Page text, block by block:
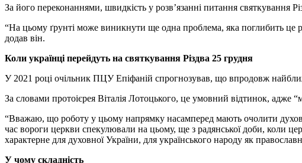
За його переконаннями, швидкість у розв’язанні питання святкування
“На цьому ґрунті може виникнути ще одна проблема, яка поглибить це
додав він.
Коли українці перейдуть на святкування Різдва 25 грудня
У 2021 році очільник ПЦУ Епіфаній спрогнозував, що впродовж
За словами протоієрея Віталія Лотоцького, це умовний відтинок, адже
“Вважаю, що роботу у цьому напрямку насамперед мають очолити
час вороги церкви спекулювали на цьому, ще з радянської доби, коли
характерне для духовної України, для українського народу як
У чому складність